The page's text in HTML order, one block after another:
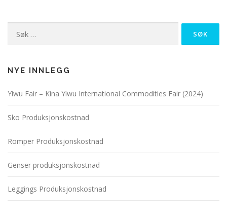
Leit etter:
NYE INNLEGG
Yiwu Fair – Kina Yiwu International Commodities Fair (2024)
Sko Produksjonskostnad
Romper Produksjonskostnad
Genser produksjonskostnad
Leggings Produksjonskostnad